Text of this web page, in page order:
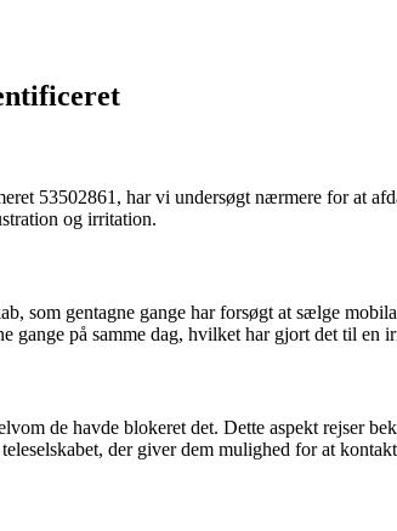
53502861, har vi undersøgt nærmere for at
og irritation.
som gentagne gange har forsøgt at sælge
gange på samme dag, hvilket har gjort det til en
de havde blokeret det. Dette aspekt rejser
der giver dem mulighed for at